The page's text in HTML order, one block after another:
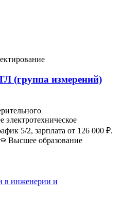
(группа измерений)
электротехническое
5/2, зарплата от 126 000 ₽.
Высшее образование
в инженерии и